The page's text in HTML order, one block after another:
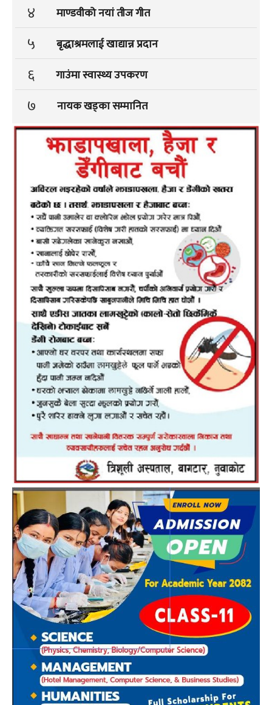
४ माण्डवीको नयां तीज गीत
५ बृद्धाश्रमलाई खाद्यान्न प्रदान
६ गाउंमा स्वास्थ्य उपकरण
७ नायक खड्का सम्मानित